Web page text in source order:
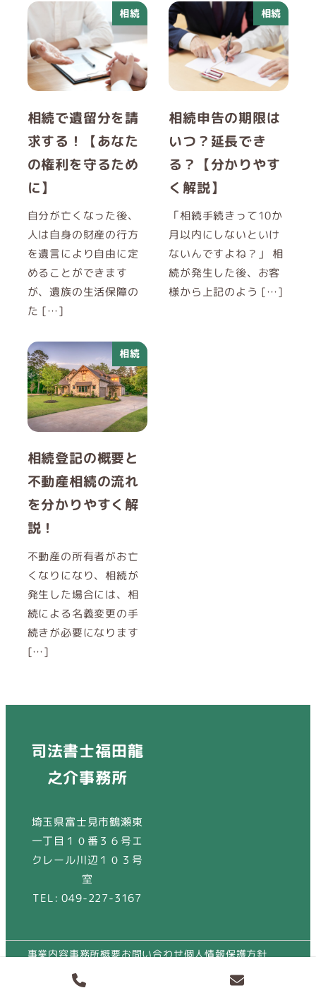
相続
相続で遺留分を請
求する！【あなた
の権利を守るため
に】
自分が亡くなった後、
人は自身の財産の行方
を遺言により自由に定
めることができます
が、遺族の生活保障の
た […]
相続
相続申告の期限は
いつ？延長でき
る？【分かりやす
く解説】
「相続手続きって10か
月以内にしないといけ
ないんですよね？」 相
続が発生した後、お客
様から上記のよう […]
相続
相続登記の概要と
不動産相続の流れ
を分かりやすく解
説！
不動産の所有者がお亡
くなりになり、相続が
発生した場合には、相
続による名義変更の手
続きが必要になります
[…]
司法書士福田龍
之介事務所
埼玉県富士見市鶴瀬東
一丁目１０番３６号エ
クレール川辺１０３号
室
TEL: 049-227-3167
事業内容事務所概要お問い合わせ個人情報保護方針